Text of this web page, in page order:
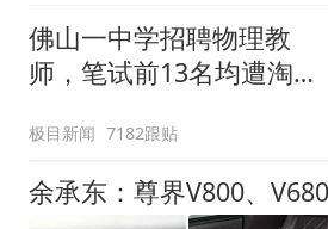
佛山一中学招聘物理教
师，笔试前13名均遭淘
聘，成立调查组全面核查
极目新闻 7182跟贴